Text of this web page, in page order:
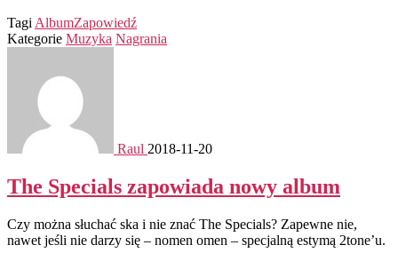
Tagi AlbumZapowiedź
Kategorie Muzyka Nagrania
Raul 2018-11-20
The Specials zapowiada nowy album
Czy można słuchać ska i nie znać The Specials? Zapewne nie,
nawet jeśli nie darzy się – nomen omen – specjalną estymą 2tone’u.